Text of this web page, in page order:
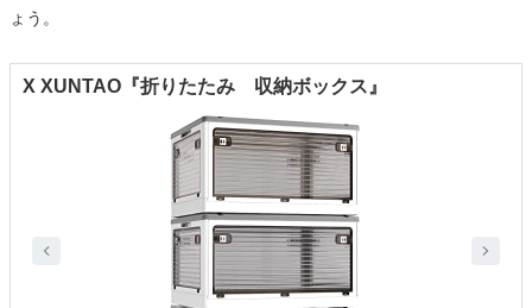
ょう。
X XUNTAO『折りたたみ 収納ボックス』